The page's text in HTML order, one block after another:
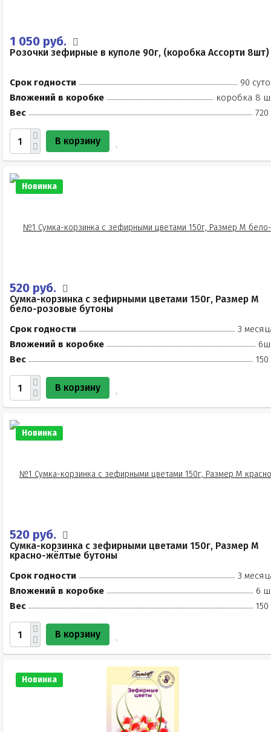
1 050 руб.
Розочки зефирные в куполе 90г, (коробка Ассорти 8шт)
Срок годности
90
Вложений в коробке
коробка 8
Вес
720
В корзину
Новинка
520 руб.
Сумка-корзинка с зефирными цветами 150г, Размер М
бело-розовые бутоны
Срок годности
3
Вложений в коробке
Вес
150
В корзину
Новинка
520 руб.
Сумка-корзинка с зефирными цветами 150г, Размер М
красно-жёлтые бутоны
Срок годности
3
Вложений в коробке
6
Вес
150
В корзину
Новинка